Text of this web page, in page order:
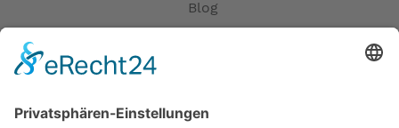
Blog
Öffnungszeiten